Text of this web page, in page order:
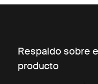
Respaldo sobre
producto